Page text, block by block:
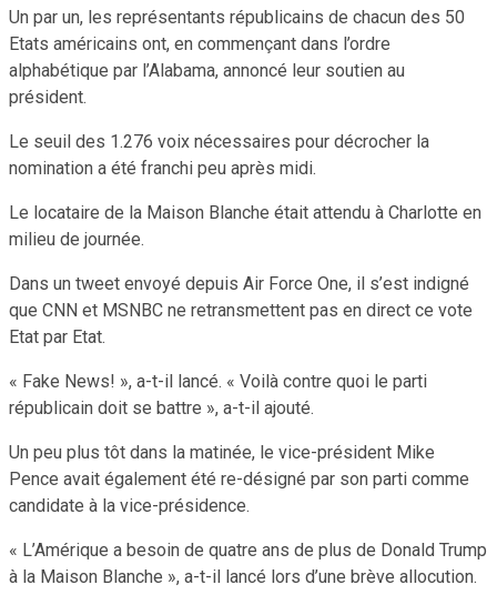
Un par un, les représentants républicains de chacun des 50
Etats américains ont, en commençant dans l’ordre
alphabétique par l’Alabama, annoncé leur soutien au
président.
Le seuil des 1.276 voix nécessaires pour décrocher la
nomination a été franchi peu après midi.
Le locataire de la Maison Blanche était attendu à Charlotte en
milieu de journée.
Dans un tweet envoyé depuis Air Force One, il s’est indigné
que CNN et MSNBC ne retransmettent pas en direct ce vote
Etat par Etat.
« Fake News! », a-t-il lancé. « Voilà contre quoi le parti
républicain doit se battre », a-t-il ajouté.
Un peu plus tôt dans la matinée, le vice-président Mike
Pence avait également été re-désigné par son parti comme
candidate à la vice-présidence.
« L’Amérique a besoin de quatre ans de plus de Donald Trump
à la Maison Blanche », a-t-il lancé lors d’une brève allocution.